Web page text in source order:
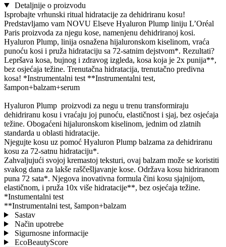
Detaljnije o proizvodu
Isprobajte vrhunski ritual hidratacije za dehidriranu kosu!
Predstavljamo vam NOVU Elseve Hyaluron Plump liniju L’Oréal
Paris proizvoda za njegu kose, namenjenu dehidriranoj kosi.
Hyaluron Plump, linija osnažena hijaluronskom kiselinom, vraća
punoću kosi i pruža hidrataciju sa 72-satnim dejstvom*. Rezultati?
Lepršava kosa, bujnog i zdravog izgleda, kosa koja je 2x punija**,
bez osjećaja težine. Trenutačna hidratacija, trenutačno predivna
kosa! *Instrumentalni test **Instrumentalni test,
šampon+balzam+serum
Hyaluron Plump proizvodi za negu u trenu transformiraju
dehidriranu kosu i vraćaju joj punoću, elastičnost i sjaj, bez osjećaja
težine. Obogaćeni hijaluronskom kiselinom, jednim od zlatnih
standarda u oblasti hidratacije.
Njegujte kosu uz pomoć Hyaluron Plump balzama za dehidriranu
kosu za 72-satnu hidrataciju*.
Zahvaljujući svojoj kremastoj teksturi, ovaj balzam može se koristiti
svakog dana za lakše raščešljavanje kose. Održava kosu hidriranom
puna 72 sata*. Njegova inovativna formula čini kosu sjajnijom,
elastičnom, i pruža 10x više hidratacije**, bez osjećaja težine.
*Instumentalni test
**Instrumentalni test, šampon+balzam
Sastav
Način upotrebe
Sigurnosne informacije
EcoBeautyScore